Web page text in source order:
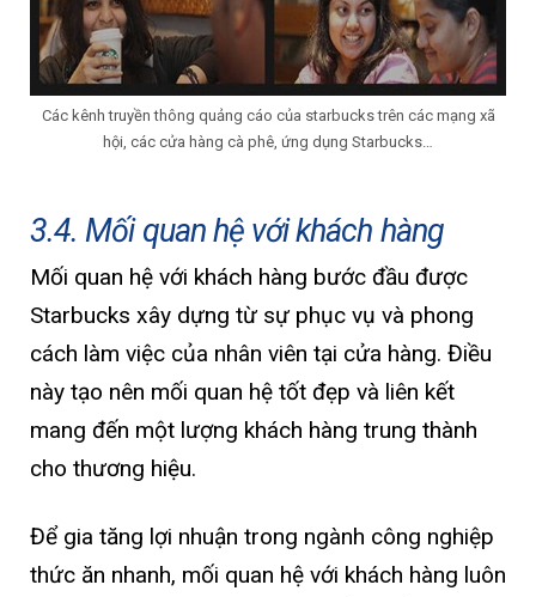
Các kênh truyền thông quảng cáo của starbucks trên các mạng xã
hội, các cửa hàng cà phê, ứng dụng Starbucks…
3.4. Mối quan hệ với khách hàng
Mối quan hệ với khách hàng bước đầu được
Starbucks xây dựng từ sự phục vụ và phong
cách làm việc của nhân viên tại cửa hàng. Điều
này tạo nên mối quan hệ tốt đẹp và liên kết
mang đến một lượng khách hàng trung thành
cho thương hiệu.
Để gia tăng lợi nhuận trong ngành công nghiệp
thức ăn nhanh, mối quan hệ với khách hàng luôn